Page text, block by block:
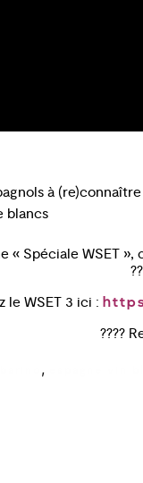
à (re)connaître
blancs
Spéciale WSET
le WSET 3 ici :
????
,